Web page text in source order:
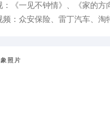
：《一见不钟情》、《家的方
频：众安保险、雷丁汽车、
照片